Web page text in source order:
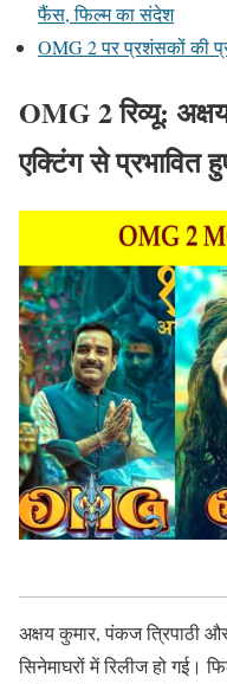
फैंस, फिल्म का संदेश
OMG 2 पर प्रशंसकों की
OMG 2 रिव्यू:
एक्टिंग से
अक्षय कुमार, पंकज त्रिपाठी
सिनेमाघरों में रिलीज हो गई।